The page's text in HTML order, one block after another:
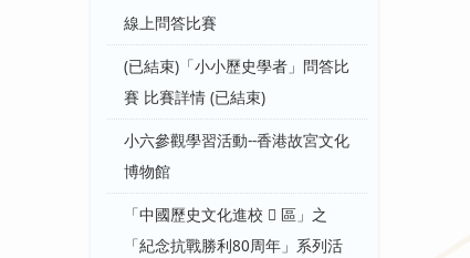
線上問答比賽
(已結束)「小小歷史學者」問答比
賽 比賽詳情 (已結束)
小六參觀學習活動--香港故宮文化
博物館
「中國歷史文化進校  區」之
「紀念抗戰勝利80周年」系列活